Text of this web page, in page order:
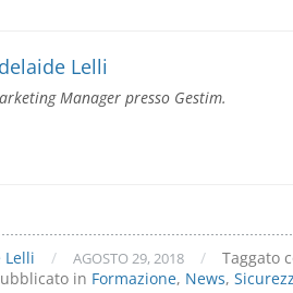
Lelli
Manager presso Gestim.
Lelli / AGOSTO 29, 2018 / Taggato
in Formazione, News,